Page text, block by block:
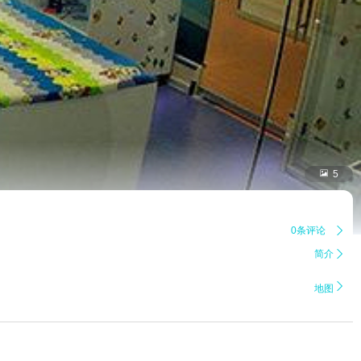
 5
0条评论 
简介 
地图 